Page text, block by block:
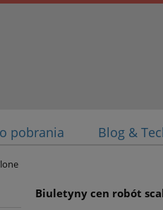
pobrania Blog &
Biuletyny cen robót